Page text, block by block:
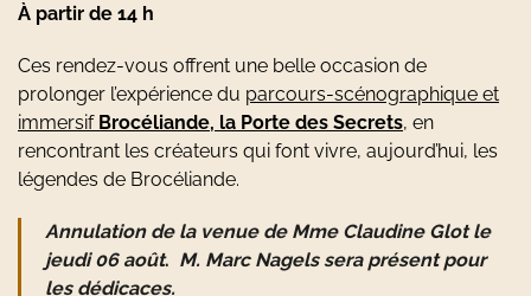
À partir de 14 h
Ces rendez-vous offrent une belle occasion de
prolonger l’expérience du parcours-scénographique et
immersif Brocéliande, la Porte des Secrets, en
rencontrant les créateurs qui font vivre, aujourd’hui, les
légendes de Brocéliande.
Annulation de la venue de Mme Claudine Glot le
jeudi 06 août. M. Marc Nagels sera présent pour
les dédicaces.